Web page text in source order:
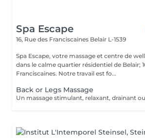
Spa Escape
16, Rue des Franciscaines Belair L-1539
Spa Escape, votre massage et centre de
dans le calme quartier résidentiel de Belair;
Franciscaines. Notre travail est fo...
Back or Legs Massage